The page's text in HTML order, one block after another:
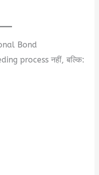
Bond
process नहीं, बल्कि: